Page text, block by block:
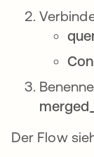
Der Flow